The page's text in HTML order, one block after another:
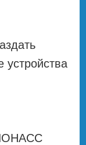
устройства